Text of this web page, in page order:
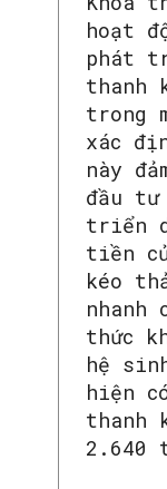
hoạt
phát
thanh
trong
xác
này
đầu tư
triển
tiền
kéo
nhanh
thức
hệ
hiện
thanh
2.640